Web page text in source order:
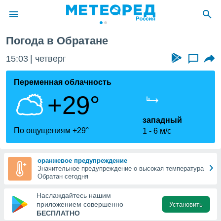
о
Вы можете
к этому
доступ
Погода в Обратане
15:03 четверг ...
Переменная облачность
+29°
По ощущениям +29°
западный
1
6 м/с
оранжевое предупреждение
Значительное предупреждение о высокая температура
Обратан сегодня
Наслаждайтесь нашим
приложением совершенно
БЕСПЛАТНО
Установить